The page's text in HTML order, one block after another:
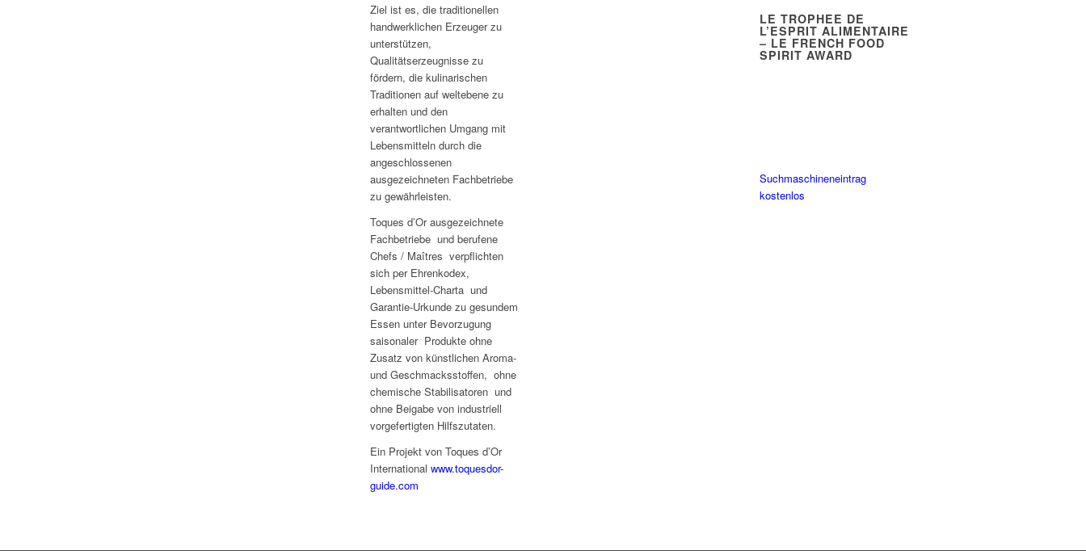
Ziel ist es, die traditionellen
handwerklichen Erzeuger zu
unterstützen,
Qualitätserzeugnisse zu
fördern, die kulinarischen
Traditionen auf weltebene zu
erhalten und den
verantwortlichen Umgang mit
Lebensmitteln durch die
angeschlossenen
ausgezeichneten Fachbetriebe
zu gewährleisten.
Toques d’Or ausgezeichnete
Fachbetriebe und berufene
Chefs / Maîtres verpflichten
sich per Ehrenkodex,
Lebensmittel-Charta und
Garantie-Urkunde zu gesundem
Essen unter Bevorzugung
saisonaler Produkte ohne
Zusatz von künstlichen Aroma-
und Geschmacksstoffen, ohne
chemische Stabilisatoren und
ohne Beigabe von industriell
vorgefertigten Hilfszutaten.
Ein Projekt von Toques d’Or
Internationalwww.toquesdor-
guide.com
LE TROPHEE DE
L’ESPRIT ALIMENTAIRE
– LE FRENCH FOOD
SPIRIT AWARD
Suchmaschineneintrag
kostenlos